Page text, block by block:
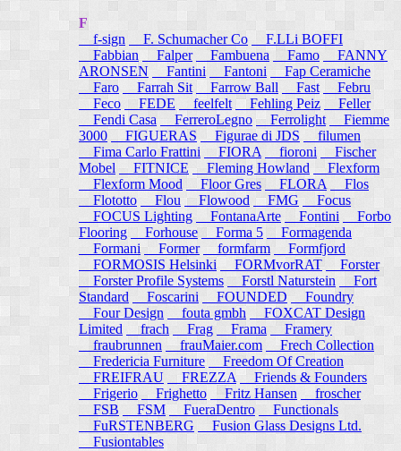
F
f-sign
F. Schumacher Co
F.LLi BOFFI
Fabbian
Falper Fambuena Famo
FANNY
ARONSEN
Fantini Fantoni
Fap Ceramiche
Faro
Farrah Sit Farrow Ball Fast
Febru
Feco
FEDE feelfelt Fehling Peiz
Feller
Fendi Casa
FerreroLegno Ferrolight
Fiemme
3000
FIGUERAS Figurae di JDS
filumen
Fima Carlo Frattini
FIORA fioroni
Fischer
Mobel
FITNICE Fleming Howland
Flexform
Flexform Mood
Floor Gres FLORA
Flos
Flototto
Flou Flowood FMG
Focus
FOCUS Lighting
FontanaArte Fontini
Forbo
Flooring
Forhouse Forma 5
Formagenda
Formani
Former formfarm
Formfjord
FORMOSIS Helsinki
FORMvorRAT
Forster
Forster Profile Systems
Forstl Naturstein
Fort
Standard
Foscarini FOUNDED
Foundry
Four Design
fouta gmbh
FOXCAT Design
Limited
frach Frag Frama
Framery
fraubrunnen
frauMaier.com
Frech Collection
Fredericia Furniture
Freedom Of Creation
FREIFRAU
FREZZA
Friends & Founders
Frigerio
Frighetto Fritz Hansen
froscher
FSB
FSM FueraDentro
Functionals
FuRSTENBERG
Fusion Glass Designs Ltd.
Fusiontables